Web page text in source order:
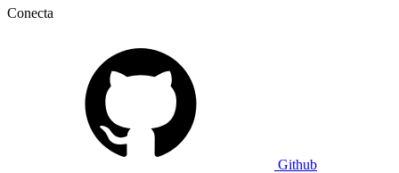
Conecta
Github